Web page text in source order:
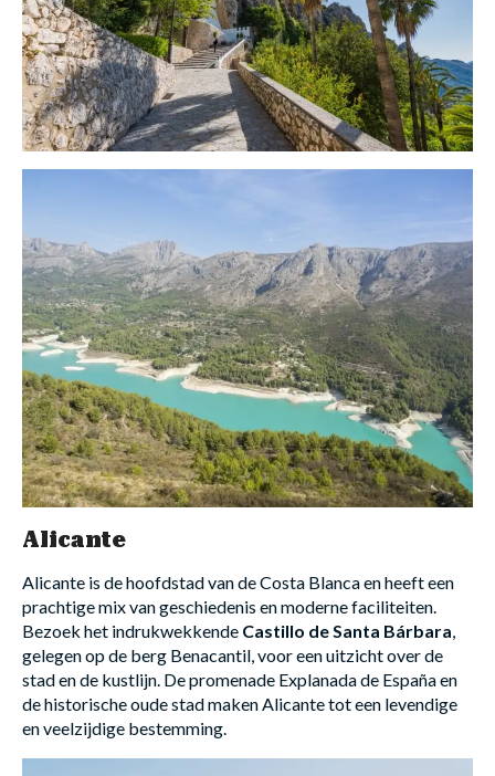
Alicante
Alicante is de hoofdstad van de Costa Blanca en heeft een
prachtige mix van geschiedenis en moderne faciliteiten.
Bezoek het indrukwekkende Castillo de Santa Bárbara,
gelegen op de berg Benacantil, voor een uitzicht over de
stad en de kustlijn. De promenade Explanada de España en
de historische oude stad maken Alicante tot een levendige
en veelzijdige bestemming.